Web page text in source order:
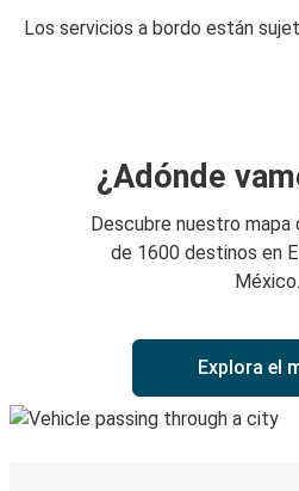
Los servicios a bordo están
¿Adónde
Descubre nuestro mapa
de 1600 destinos en
México.
Explora el